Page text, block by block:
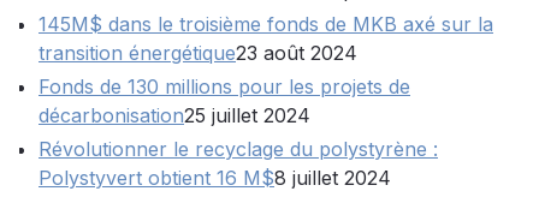
145M$ dans le troisième fonds de MKB axé sur la
transition énergétique23 août 2024
Fonds de 130 millions pour les projets de
décarbonisation25 juillet 2024
Révolutionner le recyclage du polystyrène :
Polystyvert obtient 16 M$8 juillet 2024